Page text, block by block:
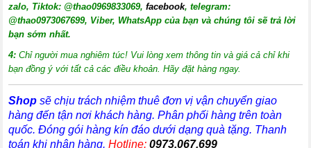
zalo, Tiktok: @thao0969833069,facebook, telegram:
@thao0973067699, Viber, WhatsApp của bạn và chúng tôi sẽ trả lời
bạn sớm nhất.
4: Chỉ người mua nghiêm túc! Vui lòng xem thông tin và giá cả chỉ khi
bạn đồng ý với tất cả các điều khoản. Hãy đặt hàng ngay.
Shop sẽ chịu trách nhiệm thuê đơn vị vận chuyển giao
hàng đến tận nơi khách hàng. Phân phối hàng trên toàn
quốc. Đóng gói hàng kín đáo dưới dạng quà tặng. Thanh
toán khi nhận hàng.Hotline: 0973.067.699